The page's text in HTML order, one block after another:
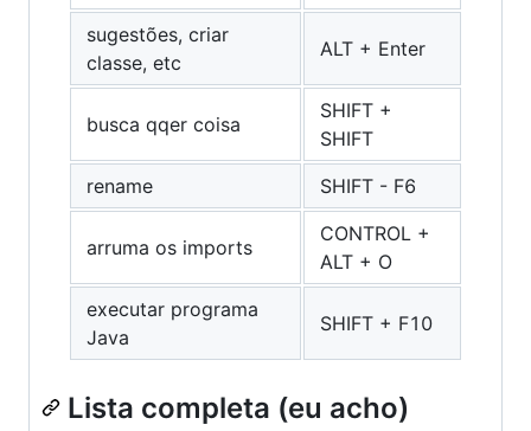
sugestões, criar
classe, etc
ALT + Enter
busca qqer coisa
SHIFT +
SHIFT
rename
SHIFT - F6
arruma os imports
CONTROL +
ALT + O
executar programa
Java
SHIFT + F10
Lista completa (eu acho)